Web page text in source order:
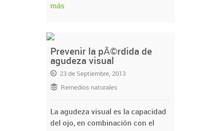
más
Prevenir la pÃ©rdida de
agudeza visual
23 de Septiembre, 2013
Remedios naturales
La agudeza visual es la capacidad
del ojo, en combinación con el